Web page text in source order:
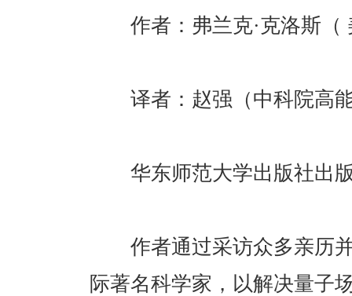
作者：弗兰克·克洛斯（
译者：赵强（中科院高
华东师范大学出版社出
作者通过采访众多亲历并
际著名科学家，以解决量子